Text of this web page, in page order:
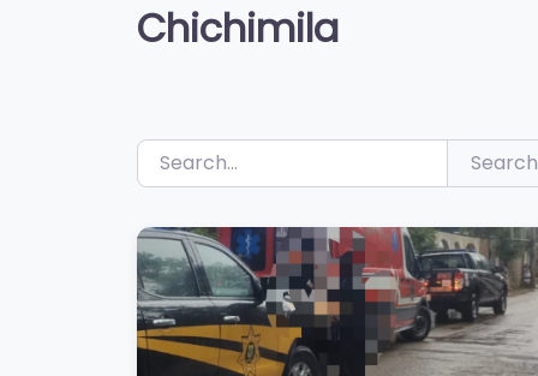
Chichimila
Search